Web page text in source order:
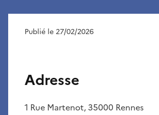
Publié le 27/02/2026
Adresse
1 Rue Martenot, 35000 Rennes